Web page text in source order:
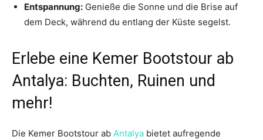
Entspannung: Genieße die Sonne und die Brise auf
dem Deck, während du entlang der Küste segelst.
Erlebe eine Kemer Bootstour ab
Antalya: Buchten, Ruinen und
mehr!
Die Kemer Bootstour ab Antalya bietet aufregende